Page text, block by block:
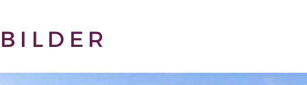
BILDER